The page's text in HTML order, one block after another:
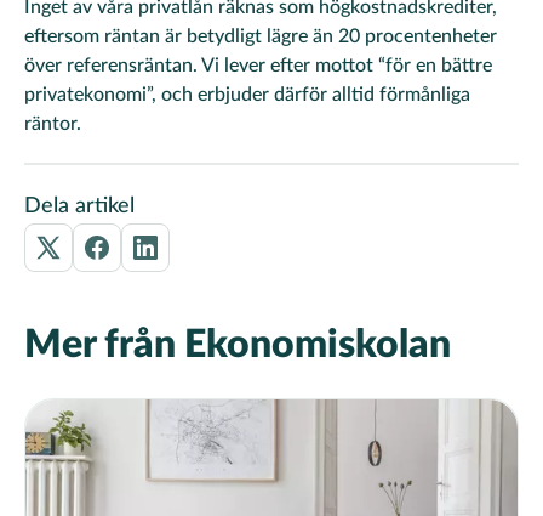
Inget av våra privatlån räknas som högkostnadskrediter,
eftersom räntan är betydligt lägre än 20 procentenheter
över referensräntan. Vi lever efter mottot “för en bättre
privatekonomi”, och erbjuder därför alltid förmånliga
räntor.
Dela artikel
Mer från Ekonomiskolan